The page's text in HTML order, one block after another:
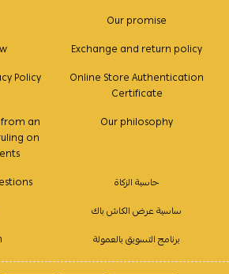
Our promise
Exchange and return policy
Policy
Online Store Authentication
Certificate
an
on
Our philosophy
حاسبة الزكاة
ساسية عرض الكاش باك
برنامج التسويق بالعمولة